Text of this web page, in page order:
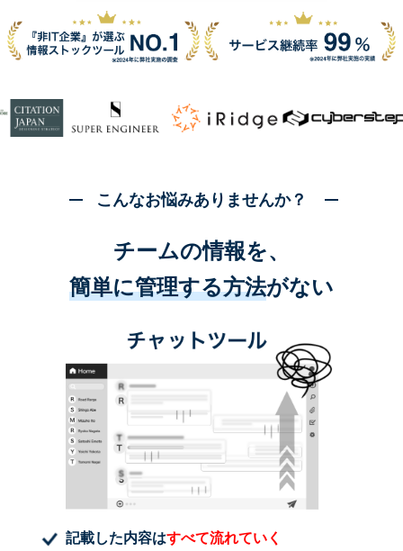
こんなお悩みありませんか？
チームの情報を、
簡単に管理する方法がない
記載した内容はすべて流れていく